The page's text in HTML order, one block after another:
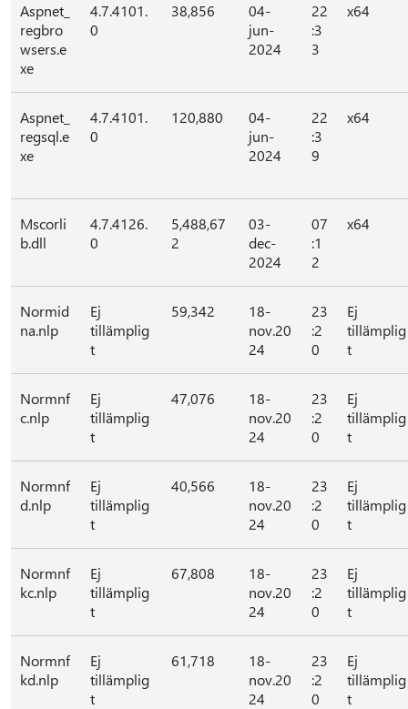
Aspnet_
regbro
wsers.e
xe
4.7.4101.
0
38,856
04-
jun-
2024
22
:3
3
x64
Aspnet_
regsql.e
xe
4.7.4101.
0
120,880
04-
jun-
2024
22
:3
9
x64
Mscorli
b.dll
4.7.4126.
0
5,488,67
2
03-
dec-
2024
07
:1
2
x64
Normid
na.nlp
Ej
tillämplig
t
59,342
18-
nov.20
24
23
:2
0
Ej
tillämplig
t
Normnf
c.nlp
Ej
tillämplig
t
47,076
18-
nov.20
24
23
:2
0
Ej
tillämplig
t
Normnf
d.nlp
Ej
tillämplig
t
40,566
18-
nov.20
24
23
:2
0
Ej
tillämplig
t
Normnf
kc.nlp
Ej
tillämplig
t
67,808
18-
nov.20
24
23
:2
0
Ej
tillämplig
t
Normnf
kd.nlp
Ej
tillämplig
t
61,718
18-
nov.20
24
23
:2
0
Ej
tillämplig
t